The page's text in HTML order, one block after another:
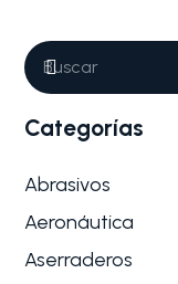
Categorías
Abrasivos
Aeronáutica
Aserraderos